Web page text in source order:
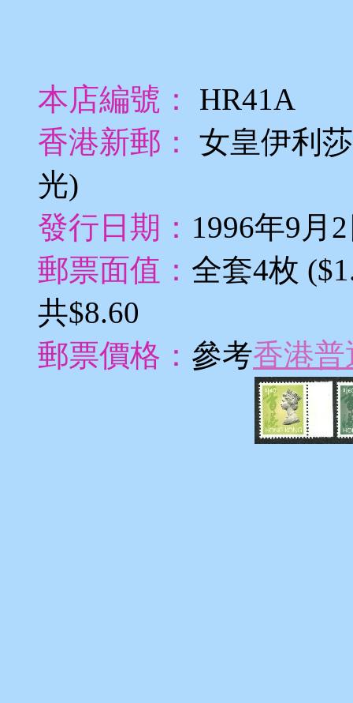
本店編號：
HR41A
香港新郵：
女皇伊利
光)
發行日期： 1996年9月
郵票面值： 全套4枚
共$8.60
郵票價格： 參考香港